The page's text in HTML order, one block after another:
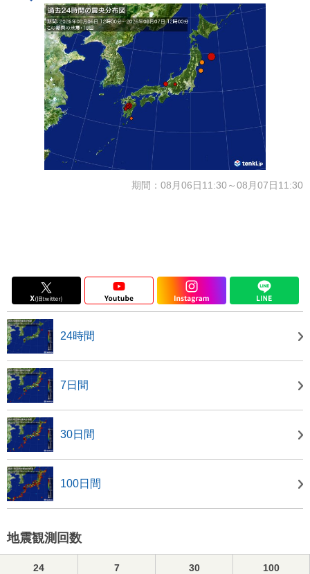
期間：08月06日11:30～08月07日11:30
24時間
7日間
30日間
100日間
地震観測回数
24
7
30
100